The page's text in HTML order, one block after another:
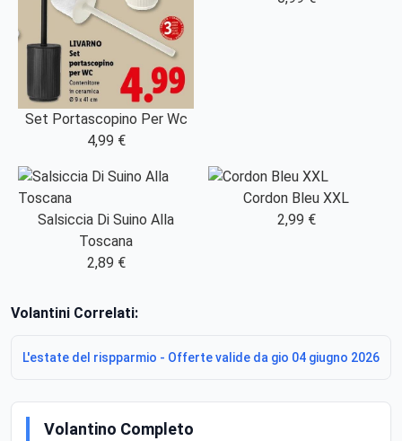
Set Portascopino Per Wc
4,99 €
Salsiccia Di Suino Alla
Toscana
2,89 €
Cordon Bleu XXL
2,99 €
Volantini Correlati:
L'estate del rispparmio - Offerte valide da gio 04 giugno 2026
Volantino Completo